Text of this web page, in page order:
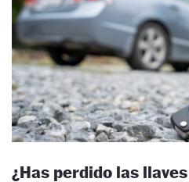
¿Has perdido las